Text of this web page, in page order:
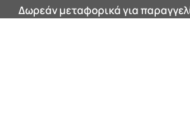
Δωρεάν μεταφορικά για